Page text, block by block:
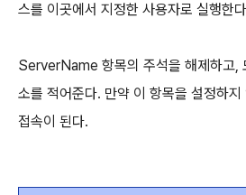
스를 이곳에서 지정한 사용자로 실행한
ServerName 항목의 주석을 해제하고,
소를 적어준다. 만약 이 항목을 설정하
접속이 된다.